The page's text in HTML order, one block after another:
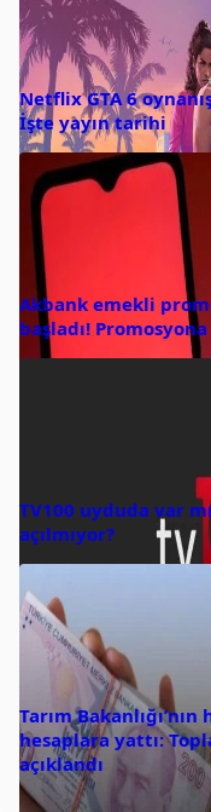
Netflix GTA 6
İşte yayın tarihi
Akbank emekli
başladı!
TV100 uyduda var
açılmıyor?
Tarım
hesaplara yattı:
açıklandı